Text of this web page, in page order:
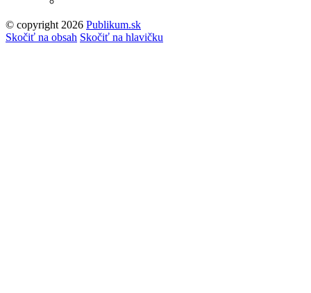
© copyright 2026 Publikum.sk
Tvorba stránok: Enjoy
Skočiť na obsah Skočiť na hlavičku